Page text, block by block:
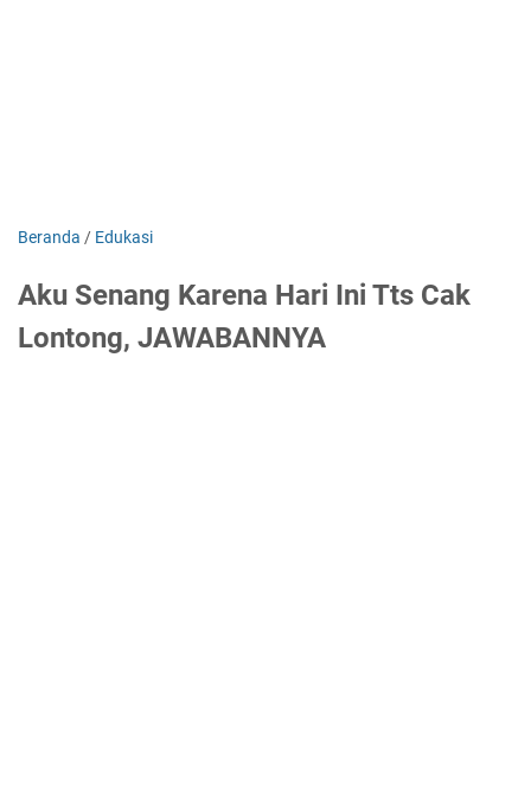
Beranda / Edukasi
Aku Senang Karena Hari Ini Tts Cak
Lontong, JAWABANNYA